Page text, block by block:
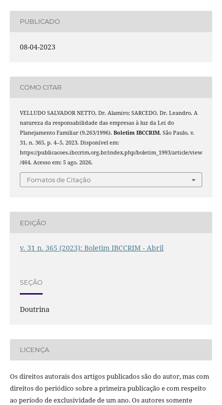
PUBLICADO
08-04-2023
COMO CITAR
VELLUDO SALVADOR NETTO, Dr. Alamiro; SARCEDO, Dr. Leandro. A
natureza da responsabilidade das empresas à luz da Lei do
Planejamento Familiar (9.263/1996). Boletim IBCCRIM, São Paulo, v.
31, n. 365, p. 4–5, 2023. Disponível em:
https://publicacoes.ibccrim.org.br/index.php/boletim_1993/article/view
/464. Acesso em: 5 ago. 2026.
Fomatos de Citação
EDIÇÃO
v. 31 n. 365 (2023): Boletim IBCCRIM - Abril
SEÇÃO
Doutrina
LICENÇA
Os direitos autorais dos artigos publicados são do autor, mas com
direitos do periódico sobre a primeira publicação e com respeito
ao período de exclusividade de um ano. Os autores somente